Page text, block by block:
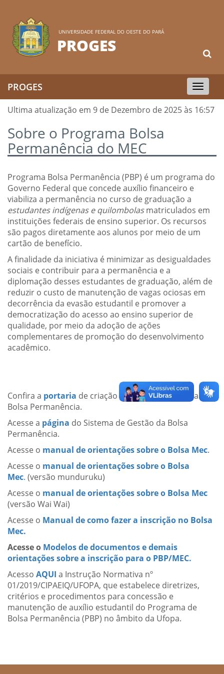
UNIVERSIDADE FEDERAL DO OESTE DO PARÁ
PROGES
Toggle
navigation
PROGES
Ultima atualização em 9 de Dezembro de 2025 às 16:57
Sobre o Programa Bolsa
Permanência do MEC
Programa Bolsa Permanência (PBP) é um programa do
Governo Federal que concede auxílio financeiro e
viabiliza a permanência no curso de graduação a
estudantes indígenas e quilombolasmatriculados em
instituições federais de ensino superior. Os recursos
são pagos diretamente aos alunos por meio de um
cartão de benefício.
A finalidade da iniciativa é minimizar as desigualdades
sociais e contribuir para a permanência e a
diplomação desses estudantes de graduação, além de
reduzir o custo de manutenção de vagas ociosas em
decorrência da evasão estudantil e promover a
democratização do acesso ao ensino superior de
qualidade, por meio da adoção de ações
complementares de promoção do desenvolvimento
acadêmico.
Confira a portaria de criação de criação do Programa
Bolsa Permanência.
Acesse a página do Sistema de Gestão da Bolsa
Permanência.
Acesse o manual de orientações sobre o Bolsa Mec.
Acesse o manual de orientações sobre o Bolsa
Mec. (versão munduruku)
Acesse o manual de orientações sobre o Bolsa Mec
(versão Wai Wai)
Acesse o Manual de como fazer a inscrição no Bolsa
Mec.
Acesse o Modelos de documentos e demais
orientações sobre a inscrição para o PBP/MEC.
Acesso AQUI a Instrução Normativa nº
01/2019/CIPAEIQ/UFOPA, que estabelece diretrizes,
critérios e procedimentos para concessão e
manutenção de auxílio estudantil do Programa de
Bolsa Permanência (PBP) no âmbito da Ufopa.